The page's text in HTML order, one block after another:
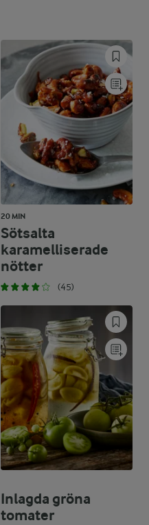
20 MIN
Sötsalta
karamelliserade
nötter
(45)
Inlagda gröna
tomater